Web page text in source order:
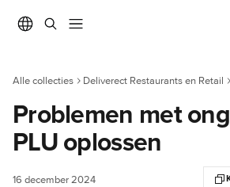
Alle collecties Deliverect Restaurants en Retail
Problemen met
PLU oplossen
16 december 2024